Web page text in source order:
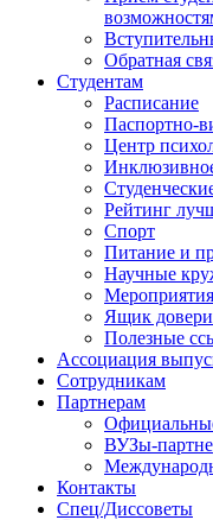
Обратная
Студентам
Расписание
Паспортно-
Центр
Рейтинг
Спорт
Питание и
Научные
Мероприятия
Ящик
Полезные
Ассоциация
Сотрудникам
Партнерам
ВУЗы-
Контакты
Спец/Диссоветы